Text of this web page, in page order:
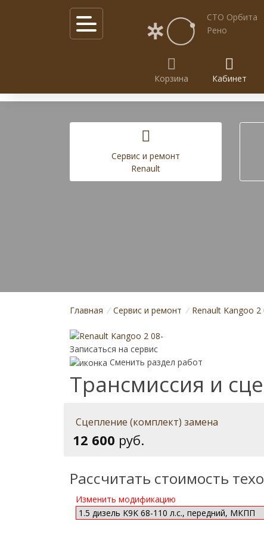
СТО Орбита
Рено
Корзина Кабинет
Калькулятор услуг Акции
Cервис и ремонт
Renault
Главная / Cервис и ремонт / Renault Kangoo 2
Записаться на сервис
Сменить раздел работ
Трансмиссия и
Сцепление (комплект) замена
12 600 руб.
Рассчитать стоимость
Изменить модификацию